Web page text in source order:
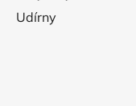
Udírny